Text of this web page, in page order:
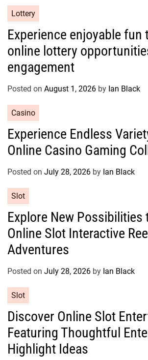
a
e
o
r
s
Lottery
Experience enjoyable fun
online lottery
engagement
Posted on August 1, 2026 by Ian Black
a
e
o
e
s
Casino
Experience Endless
Online Casino Gaming
Posted on July 28, 2026 by Ian Black
a
e
g
o
r
s
Slot
Explore New Possibilities
Online Slot Interactive Reel
Adventures
Posted on July 28, 2026 by Ian Black
a
e
g
o
Slot
Discover Online Slot
Featuring Thoughtful
Highlight Ideas